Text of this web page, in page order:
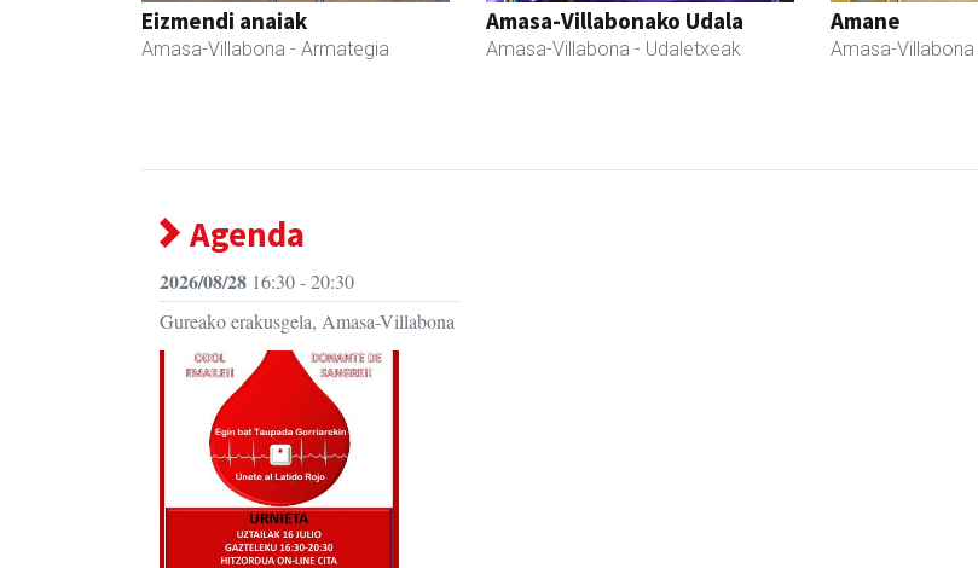
Eizmendi anaiak
Amasa-Villabona - Armategia
Amasa-Villabonako Udala
Amasa-Villabona - Udaletxeak
Amane
Amasa-Villabona
Agenda
2026/08/28 16:30 - 20:30
Gureako erakusgela, Amasa-Villabona